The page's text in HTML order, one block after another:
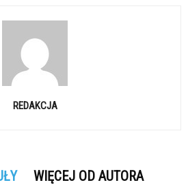
REDAKCJA
WIĘCEJ OD AUTORA